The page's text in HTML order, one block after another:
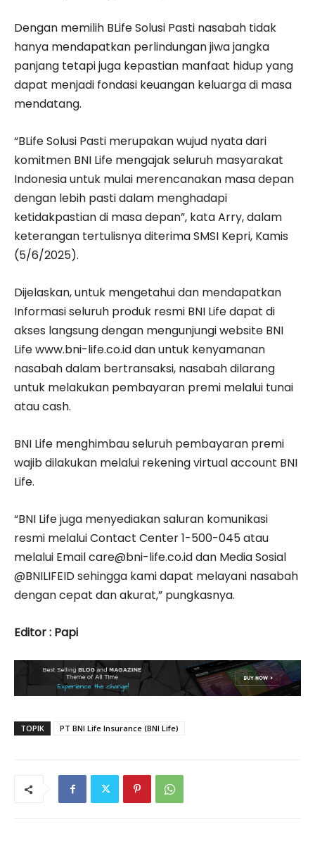
Dengan memilih BLife Solusi Pasti nasabah tidak
hanya mendapatkan perlindungan jiwa jangka
panjang tetapi juga kepastian manfaat hidup yang
dapat menjadi fondasi keuangan keluarga di masa
mendatang.
“BLife Solusi Pasti merupakan wujud nyata dari
komitmen BNI Life mengajak seluruh masyarakat
Indonesia untuk mulai merencanakan masa depan
dengan lebih pasti dalam menghadapi
ketidakpastian di masa depan”, kata Arry, dalam
keterangan tertulisnya diterima SMSI Kepri, Kamis
(5/6/2025).
Dijelaskan, untuk mengetahui dan mendapatkan
Informasi seluruh produk resmi BNI Life dapat di
akses langsung dengan mengunjungi website BNI
Life www.bni-life.co.id dan untuk kenyamanan
nasabah dalam bertransaksi, nasabah dilarang
untuk melakukan pembayaran premi melalui tunai
atau cash.
BNI Life menghimbau seluruh pembayaran premi
wajib dilakukan melalui rekening virtual account BNI
Life.
“BNI Life juga menyediakan saluran komunikasi
resmi melalui Contact Center 1-500-045 atau
melalui Email care@bni-life.co.id dan Media Sosial
@BNILIFEID sehingga kami dapat melayani nasabah
dengan cepat dan akurat,” pungkasnya.
Editor : Papi
TOPIK PT BNI Life Insurance (BNI Life)